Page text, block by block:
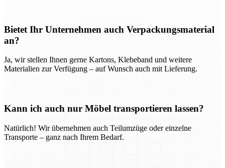
Bietet Ihr Unternehmen auch Verpackungsmaterial
an?
Ja, wir stellen Ihnen gerne Kartons, Klebeband und weitere
Materialien zur Verfügung – auf Wunsch auch mit Lieferung.
Kann ich auch nur Möbel transportieren lassen?
Natürlich! Wir übernehmen auch Teilumzüge oder einzelne
Transporte – ganz nach Ihrem Bedarf.